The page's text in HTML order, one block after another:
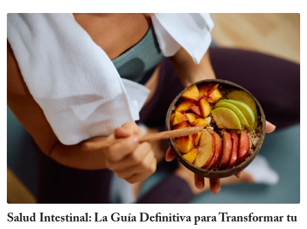
Salud Intestinal: La Guía Definitiva para Transformar tu